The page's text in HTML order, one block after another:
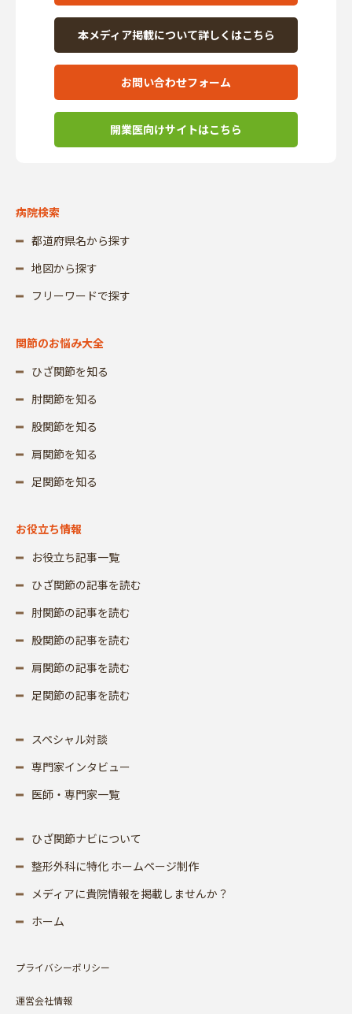
本メディア掲載について詳しくはこちら
お問い合わせフォーム
開業医向けサイトはこちら
病院検索
都道府県名から探す
地図から探す
フリーワードで探す
関節のお悩み大全
ひざ関節を知る
肘関節を知る
股関節を知る
肩関節を知る
足関節を知る
お役立ち情報
お役立ち記事一覧
ひざ関節の記事を読む
肘関節の記事を読む
股関節の記事を読む
肩関節の記事を読む
足関節の記事を読む
スペシャル対談
専門家インタビュー
医師・専門家一覧
ひざ関節ナビについて
整形外科に特化 ホームページ制作
メディアに貴院情報を掲載しませんか？
ホーム
プライバシーポリシー
運営会社情報